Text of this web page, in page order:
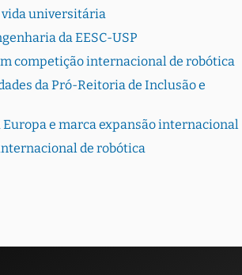
vida universitária
da EESC-USP
competição internacional de robótica
da Pró-Reitoria de Inclusão e
e marca expansão internacional
de robótica